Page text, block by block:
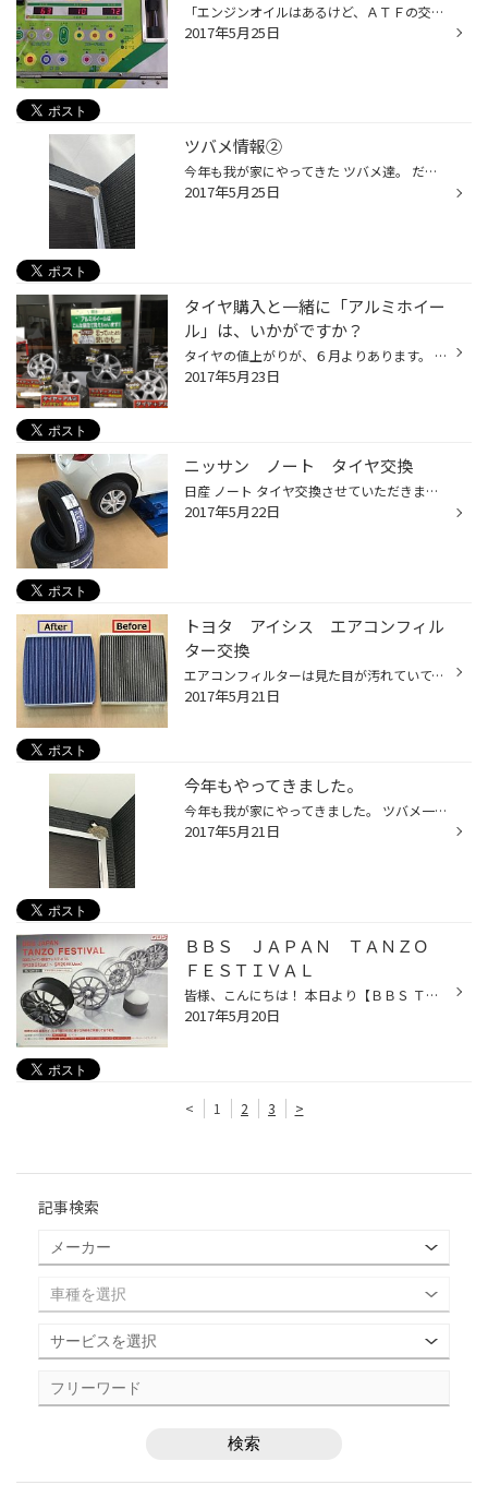
「エンジンオイルはあるけど、ＡＴＦの交換はやったことないね・・・」 こうした声をよくいただきます。 エンジンオイルと同様に定期的な交換が必要です。 使用状況にもよりますが、 一般的に20000ｋｍに１回、もしくは2年に1回が交換時期といわれています。 当店では劣化レベルを色で判定できます...
2017年5月25日
ツバメ情報②
今年も我が家にやってきた ツバメ達。 だいぶ成長しました。 この光景見ると、やっぱ癒されますね。 ただ掃除は日に日に大変さを増しております。
2017年5月25日
タイヤ購入と一緒に「アルミホイー
ル」は、いかがですか？
タイヤの値上がりが、６月よりあります。 検討されている方、キズがある方、鉄ホイールの方 お得なセット価格で、販売しています。 特に、鉄ホイールの方、ホイールカバーが一つ無い！ キズだらけとか。そんな経験ありませんか？ アルミに変えると、ホイールが軽くなり、燃費や運動性能もあがり お...
2017年5月23日
ニッサン ノート タイヤ交換
日産 ノート タイヤ交換させていただきました！ 純正タイヤ ブリヂストン エコピア ＥＰ150 というタイヤから 当店おすすめ！ レグノ ＧＲ－ＸＩ というタイヤへチェンジ！！ 静かさや乗り心地はブリヂストンの中ではトップクラス！ 交換されたお客様も高評価です！ 乗りはじめで体感できると言った...
2017年5月22日
トヨタ アイシス エアコンフィル
ター交換
エアコンフィルターは見た目が汚れていても 年数の経過で脱臭能力が劣りますので、 定期的な交換がお勧めです。 また、季節がら花粉、そしてＰＭ2.5対応のフィルターも ご用意しておりますので、お気軽にお近くのスタッフにお尋ねください。 特に小さなお子様を乗せられる方は、 カビやホコリがつい...
2017年5月21日
今年もやってきました。
今年も我が家にやってきました。 ツバメ一家 昨年巣立ったツバメかわかりませんが、子育て頑張っています。 僕は毎朝掃除に追われています。 玄関前なので… 今年も無事に巣立ってくれることを願いながら！ 掃除します！
2017年5月21日
ＢＢＳ ＪＡＰＡＮ ＴＡＮＺＯ
ＦＥＳＴＩＶＡＬ
皆様、こんにちは！ 本日より【ＢＢＳ ＴＡＮＺＯ ＦＥＳＴＩＶＡＬ】 in タイヤ館 西横浜 開催中です！！ 特典盛りだくさん♪ 対象期間 ５月２０日（土）～５月２９日（月） 18:00注文分までとなります！ お見積りだけでも大歓迎★☆ お気軽にご来店＆お電話ください！ お待ちしております！！ タグ：...
2017年5月20日
< 1 2 3 >
記事検索